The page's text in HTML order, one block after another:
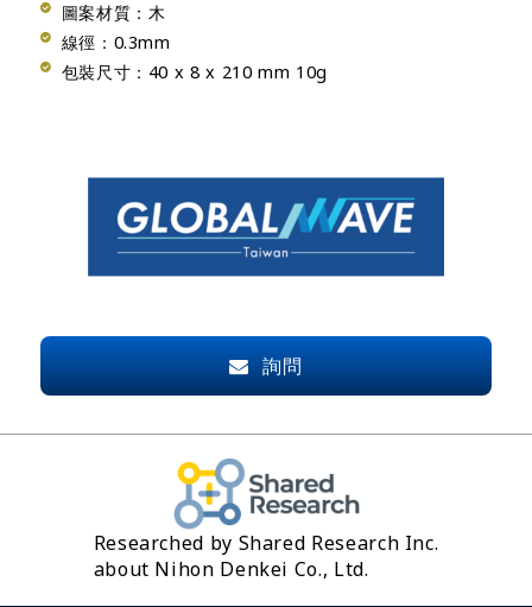
圖案材質：木
線徑：0.3mm
包裝尺寸：40 x 8 x 210 mm 10g
詢問
Researched by Shared Research Inc.
about Nihon Denkei Co., Ltd.